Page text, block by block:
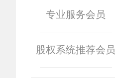
专业服务会员
股权系统推荐会员